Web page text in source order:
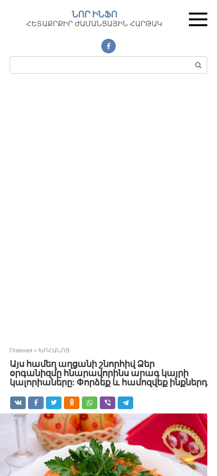
контенту
ՆՈՐ ԻՆՖՈ
ՀԵՏԱՔՐՔԻՐ ԺԱՄԱՆՑԱՅԻՆ ՀԱՐԹԱԿ
Поиск:
Главная » ԽՈՀԱՆՈՑ
Այս համեղ աղցանի շնորհիվ Ձեր
օրգանիզմը հնարավորինս արագ կայրի
կալորիաները: Փորձեք և համոզվեք ինքներդ